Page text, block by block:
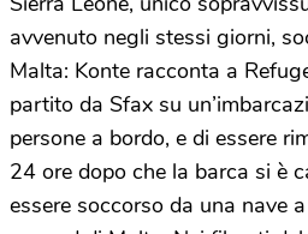
avvenuto negli stessi giorni,
Malta: Konte racconta a
partito da Sfax su
persone a bordo, e di essere
24 ore dopo che la barca si è
essere soccorso da una nave